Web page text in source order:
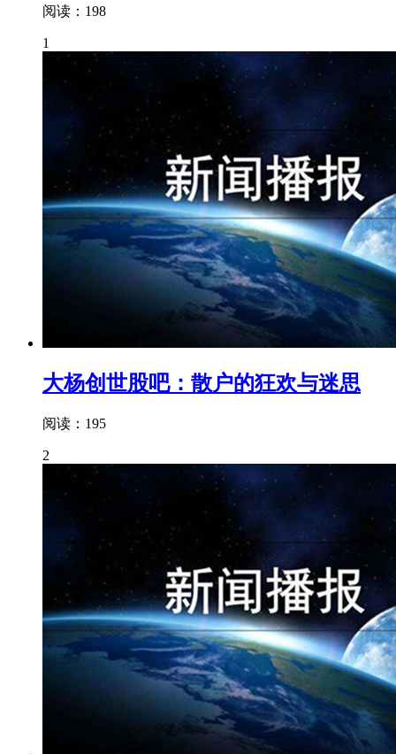
阅读：198
1
大杨创世股吧：散户的狂欢与迷思
阅读：195
2